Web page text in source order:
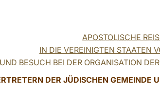
APOSTOLISCHE
IN DIE VEREINIGTEN STAATEN
UND BESUCH BEI DER ORGANISATION
DER JÜDISCHEN GEMEINDE